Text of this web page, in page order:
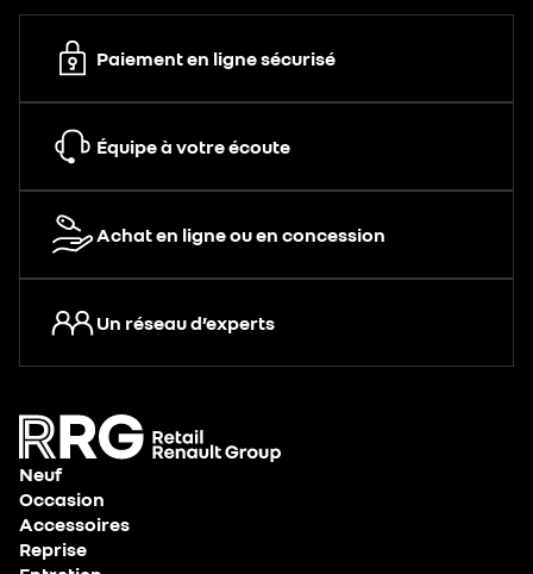
Paiement en ligne sécurisé
Équipe à votre écoute
Achat en ligne ou en concession
Un réseau d’experts
Neuf
Occasion
Accessoires
Reprise